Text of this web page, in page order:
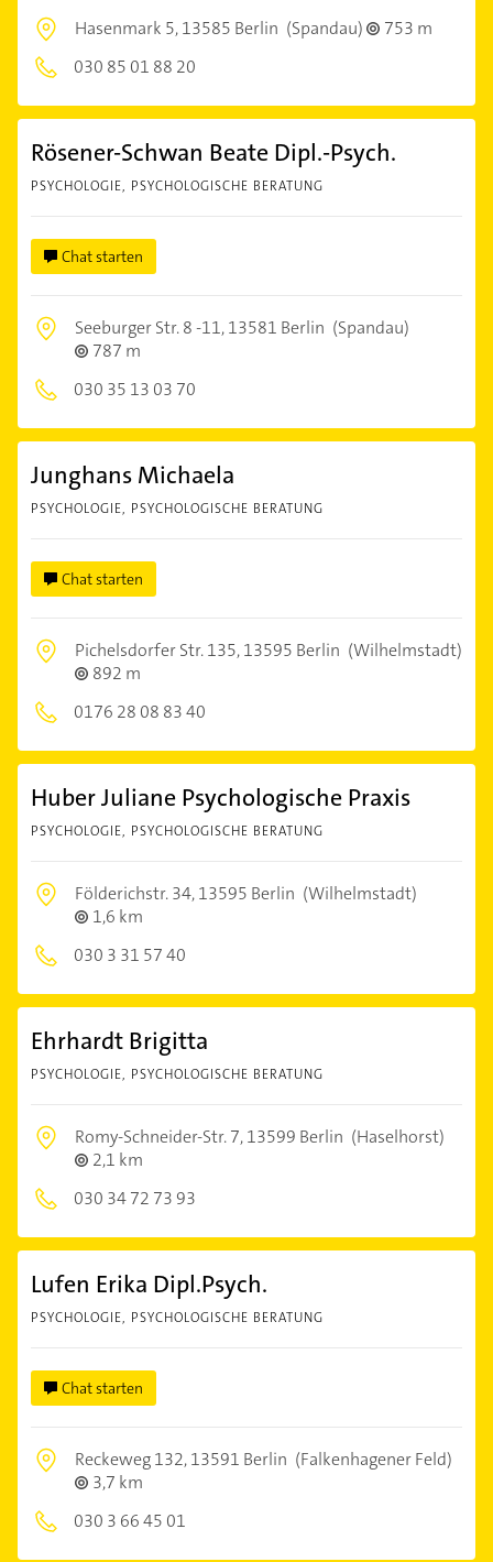
Hasenmark 5,13585 Berlin (Spandau)
753 m
030 85 01 88 20
Rösener-Schwan Beate Dipl.-Psych.
PSYCHOLOGIE, PSYCHOLOGISCHE BERATUNG
Chat starten
Seeburger Str. 8 -11,13581 Berlin (Spandau)
787 m
030 35 13 03 70
Junghans Michaela
PSYCHOLOGIE, PSYCHOLOGISCHE BERATUNG
Chat starten
Pichelsdorfer Str. 135,13595 Berlin (Wilhelmstadt)
892 m
0176 28 08 83 40
Huber Juliane Psychologische Praxis
PSYCHOLOGIE, PSYCHOLOGISCHE BERATUNG
Földerichstr. 34,13595 Berlin (Wilhelmstadt)
1,6 km
030 3 31 57 40
Ehrhardt Brigitta
PSYCHOLOGIE, PSYCHOLOGISCHE BERATUNG
Romy-Schneider-Str. 7,13599 Berlin (Haselhorst)
2,1 km
030 34 72 73 93
Lufen Erika Dipl.Psych.
PSYCHOLOGIE, PSYCHOLOGISCHE BERATUNG
Chat starten
Reckeweg 132,13591 Berlin (Falkenhagener Feld)
3,7 km
030 3 66 45 01